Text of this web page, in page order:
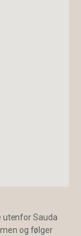
utenfor Sauda
og følger